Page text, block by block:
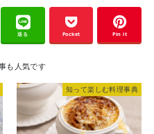
送る Pocket Pin it
知って楽しむ料理事典